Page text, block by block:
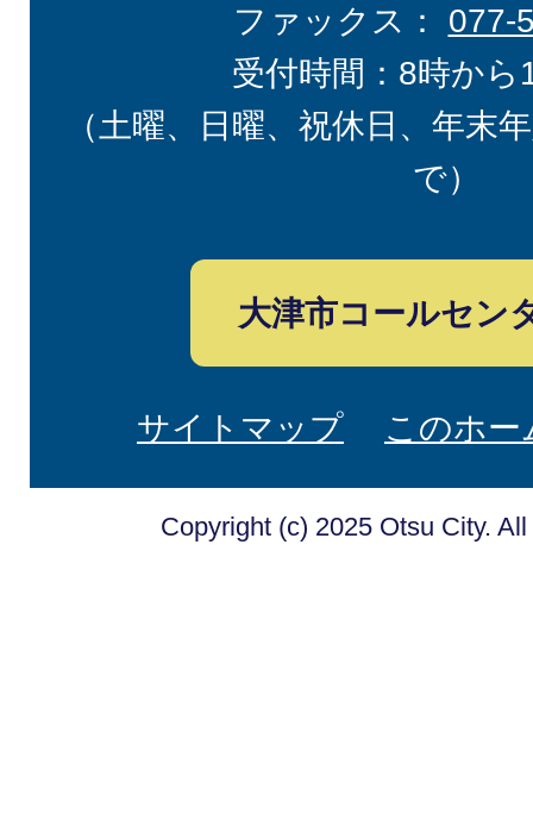
ファックス： 077-
受付時間：8時から
（土曜、日曜、祝休日、年末
で）
大津市コールセン
サイトマップ このホ
Copyright (c) 2025 Otsu City.